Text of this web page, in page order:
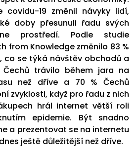
covidu-19 změnil návyky lidí,
doby přesunuli řadu svých
prostředí. Podle studie
from Knowledge změnilo 83 %
co se týká návštěv obchodů a
trávilo během jara na
než dříve a 70 % Čechů
zvyklosti, když pro řadu z nich
hrál internet větší roli
epidemie. Být snadno
a prezentovat se na internetu
ještě důležitější než dříve.